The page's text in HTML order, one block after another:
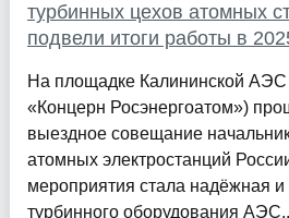
турбинных цехов атомных
подвели итоги работы в
На площадке Калининской
«Концерн Росэнергоатом»)
выездное совещание
атомных электростанций
мероприятия стала надёжная
турбинного оборудования